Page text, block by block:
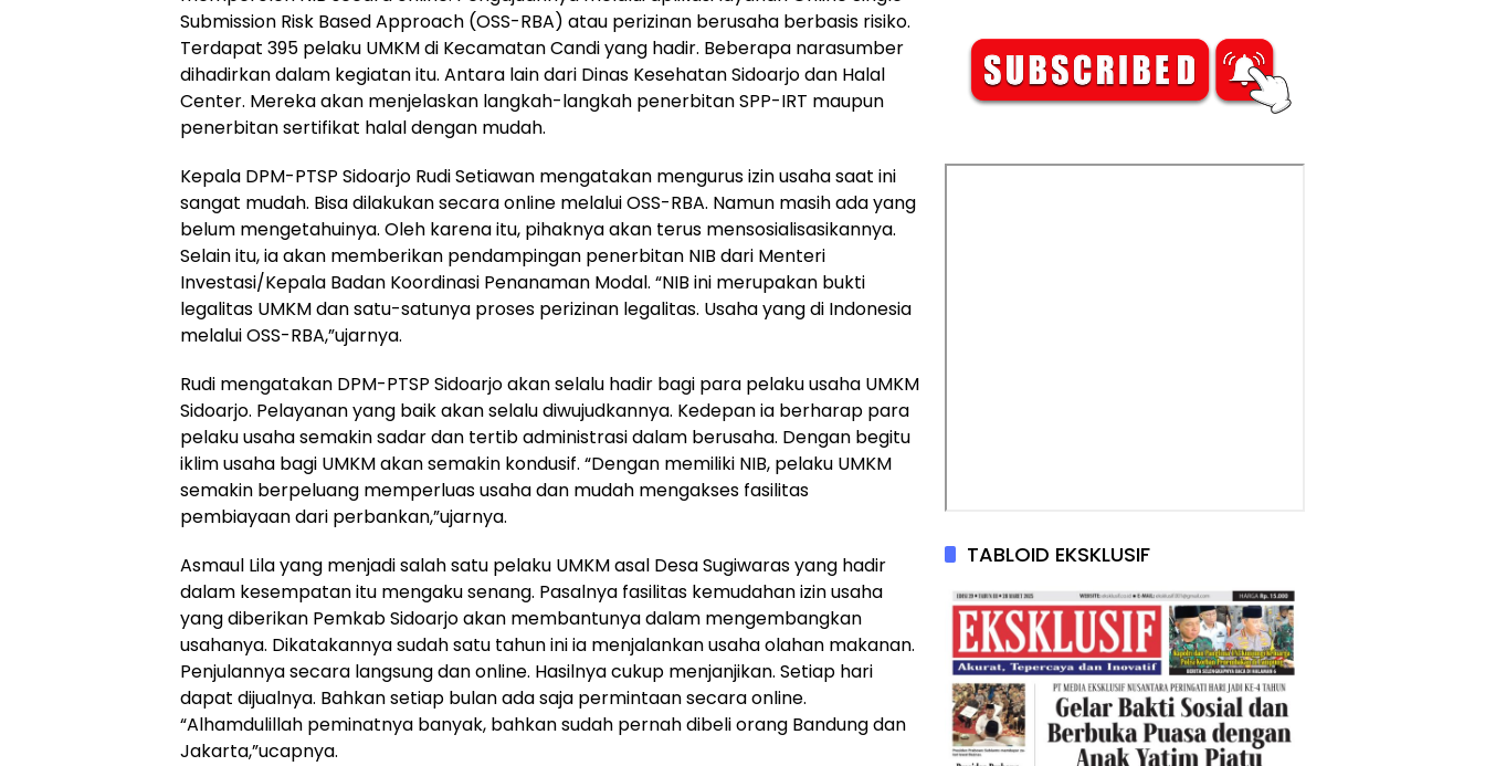
Submission Risk Based Approach (OSS-RBA) atau perizinan berusaha berbasis risiko.
Terdapat 395 pelaku UMKM di Kecamatan Candi yang hadir. Beberapa narasumber
dihadirkan dalam kegiatan itu. Antara lain dari Dinas Kesehatan Sidoarjo dan Halal
Center. Mereka akan menjelaskan langkah-langkah penerbitan SPP-IRT maupun
penerbitan sertifikat halal dengan mudah.
Kepala DPM-PTSP Sidoarjo Rudi Setiawan mengatakan mengurus izin usaha saat ini
sangat mudah. Bisa dilakukan secara online melalui OSS-RBA. Namun masih ada yang
belum mengetahuinya. Oleh karena itu, pihaknya akan terus mensosialisasikannya.
Selain itu, ia akan memberikan pendampingan penerbitan NIB dari Menteri
Investasi/Kepala Badan Koordinasi Penanaman Modal. “NIB ini merupakan bukti
legalitas UMKM dan satu-satunya proses perizinan legalitas. Usaha yang di Indonesia
melalui OSS-RBA,”ujarnya.
Rudi mengatakan DPM-PTSP Sidoarjo akan selalu hadir bagi para pelaku usaha UMKM
Sidoarjo. Pelayanan yang baik akan selalu diwujudkannya. Kedepan ia berharap para
pelaku usaha semakin sadar dan tertib administrasi dalam berusaha. Dengan begitu
iklim usaha bagi UMKM akan semakin kondusif. “Dengan memiliki NIB, pelaku UMKM
semakin berpeluang memperluas usaha dan mudah mengakses fasilitas
pembiayaan dari perbankan,”ujarnya.
Asmaul Lila yang menjadi salah satu pelaku UMKM asal Desa Sugiwaras yang hadir
dalam kesempatan itu mengaku senang. Pasalnya fasilitas kemudahan izin usaha
yang diberikan Pemkab Sidoarjo akan membantunya dalam mengembangkan
usahanya. Dikatakannya sudah satu tahun ini ia menjalankan usaha olahan makanan.
Penjulannya secara langsung dan online. Hasilnya cukup menjanjikan. Setiap hari
dapat dijualnya. Bahkan setiap bulan ada saja permintaan secara online.
“Alhamdulillah peminatnya banyak, bahkan sudah pernah dibeli orang Bandung dan
Jakarta,”ucapnya.
TABLOID EKSKLUSIF